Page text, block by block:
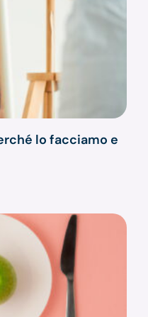
lo facciamo e